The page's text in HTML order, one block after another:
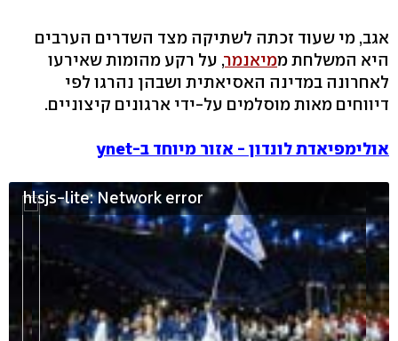
אגב, מי שעוד זכתה לשתיקה מצד השדרים הערבים
היא המשלחת ממיאנמר, על רקע מהומות שאירעו
לאחרונה במדינה האסיאתית ושבהן נהרגו לפי
דיווחים מאות מוסלמים על-ידי ארגונים קיצוניים.
אולימפיאדת לונדון - אזור מיוחד ב-ynet
hlsjs-lite: Network error